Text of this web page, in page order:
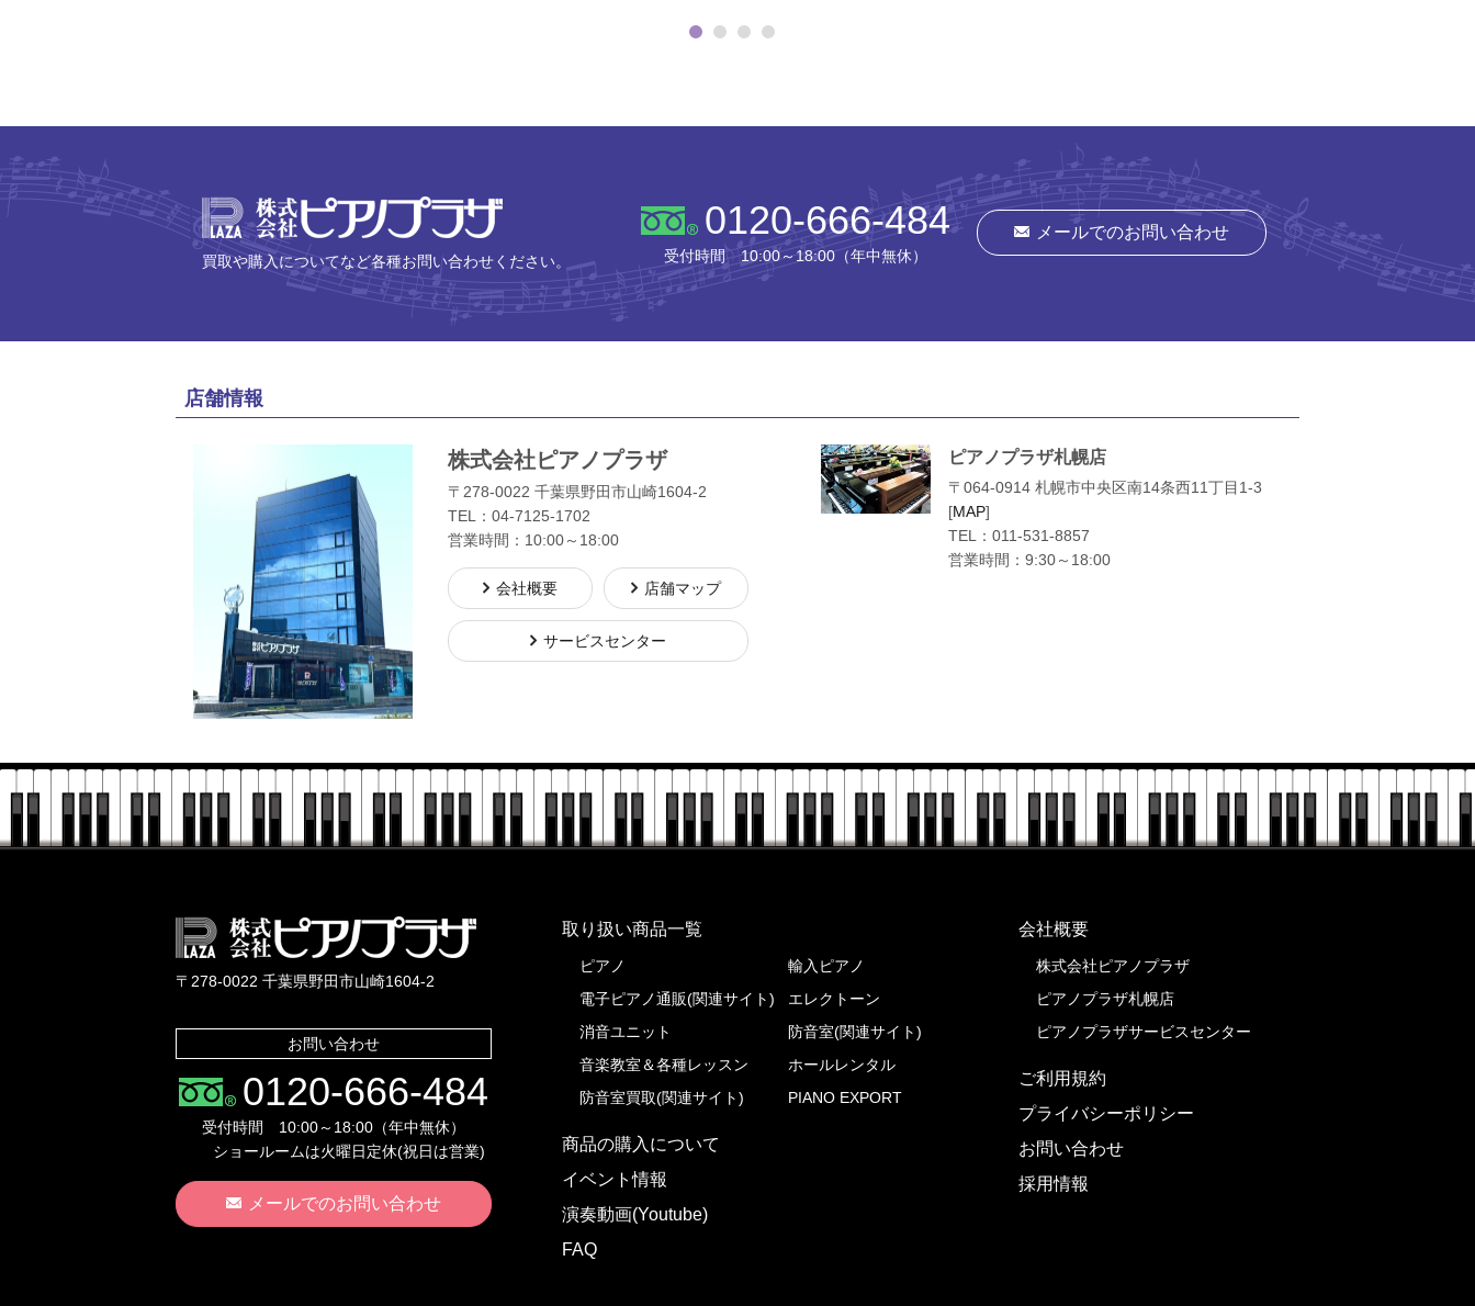
株式会社ピアノプラザ
買取や購入についてなど各種お問い合わせください。
0120-666-484
受付時間 10:00～18:00（年中無休）
メールでのお問い合わせ
店舗情報
株式会社ピアノプラザ
〒278-0022 千葉県野田市山崎1604-2
TEL： 04-7125-1702
営業時間：10:00～18:00
会社概要 店舗マップ
サービスセンター
ピアノプラザ札幌店
〒064-0914 札幌市中央区南14条西11丁目1-3
[MAP]
TEL： 011-531-8857
営業時間：9:30～18:00
株式会社ピアノプラザ
〒278-0022 千葉県野田市山崎1604-2
お問い合わせ
0120-666-484
受付時間 10:00～18:00（年中無休）
ショールームは火曜日定休(祝日は営業)
メールでのお問い合わせ
取り扱い商品一覧
ピアノ
輸入ピアノ
電子ピアノ通販(関連サイト)
エレクトーン
消音ユニット
防音室(関連サイト)
音楽教室＆各種レッスン
ホールレンタル
防音室買取(関連サイト)
PIANO EXPORT
商品の購入について
イベント情報
演奏動画(Youtube)
FAQ
会社概要
株式会社ピアノプラザ
ピアノプラザ札幌店
ピアノプラザサービスセンター
ご利用規約
プライバシーポリシー
お問い合わせ
採用情報